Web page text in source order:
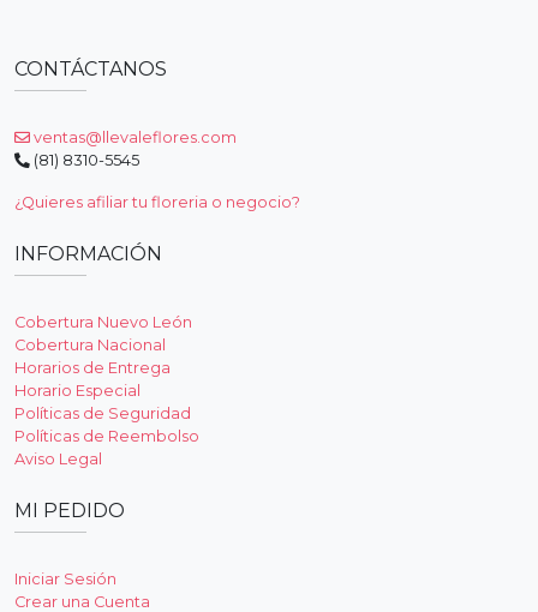
CONTÁCTANOS
ventas@llevaleflores.com
(81) 8310-5545
¿Quieres afiliar tu floreria o negocio?
INFORMACIÓN
Cobertura Nuevo León
Cobertura Nacional
Horarios de Entrega
Horario Especial
Políticas de Seguridad
Políticas de Reembolso
Aviso Legal
MI PEDIDO
Iniciar Sesión
Crear una Cuenta